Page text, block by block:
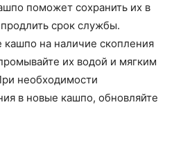
поможет сохранить их в
срок службы.
кашпо на наличие скопления
их водой и мягким
необходимости
в новые кашпо, обновляйте